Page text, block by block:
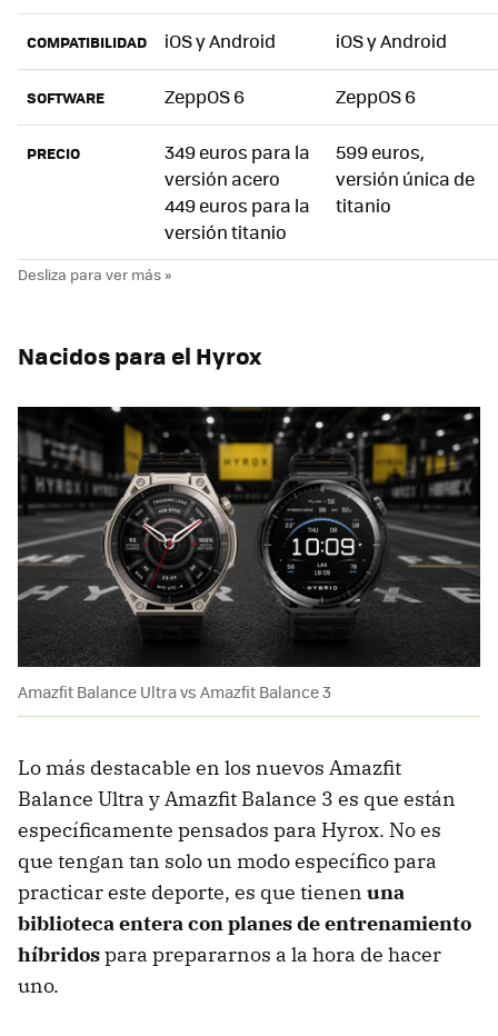
COMPATIBILIDAD iOS y Android iOS y Android
SOFTWARE ZeppOS 6 ZeppOS 6
PRECIO
349 euros para la
versión acero
449 euros para la
versión titanio
599 euros,
versión única de
titanio
Nacidos para el Hyrox
Amazfit Balance Ultra vs Amazfit Balance 3
Lo más destacable en los nuevos Amazfit
Balance Ultra y Amazfit Balance 3 es que están
específicamente pensados para Hyrox. No es
que tengan tan solo un modo específico para
practicar este deporte, es que tienen una
biblioteca entera con planes de entrenamiento
híbridospara prepararnos a la hora de hacer
uno.